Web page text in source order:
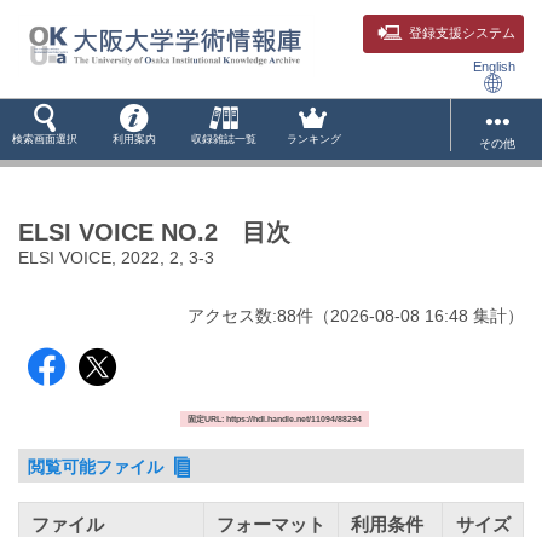
登録支援システム
English
検索画面選択 利用案内 収録雑誌一覧 ランキング その他
ELSI VOICE NO.2 目次
ELSI VOICE, 2022, 2, 3-3
アクセス数:88件 （2026-08-08 16:48 集計）
固定URL: https://hdl.handle.net/11094/88294
閲覧可能ファイル
ファイル フォーマット 利用条件 サイズ